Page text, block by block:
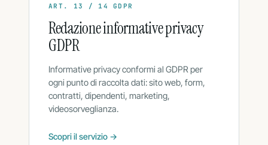
ART. 13 / 14 GDPR
Redazione informative privacy
GDPR
Informative privacy conformi al GDPR per
ogni punto di raccolta dati: sito web, form,
contratti, dipendenti, marketing,
videosorveglianza.
Scopri il servizio →